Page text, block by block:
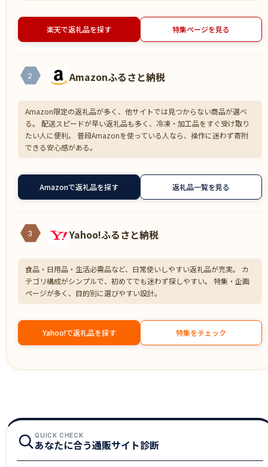
楽天で返礼品を探す 特集ページを見る
2 Amazonふるさと納税
Amazon限定の返礼品が多く、他サイトでは見つからない商品が選べ
る。 配送スピードが早い返礼品も多く、冷凍・加工品をすぐ受け取り
たい人に便利。 普段Amazonを使っている人なら、操作に迷わず寄附
できる安心感がある。
Amazonで返礼品を探す 返礼品一覧を見る
3 Yahoo!ふるさと納税
食品・日用品・生活必需品など、日常使いしやすい返礼品が充実。 カ
テゴリ構成がシンプルで、初めてでも迷わず探しやすい。 特集・企画
ページが多く、目的別に選びやすい設計。
Yahoo!で返礼品を探す 特集をチェック
QUICK CHECK
あなたに合う通販サイト診断